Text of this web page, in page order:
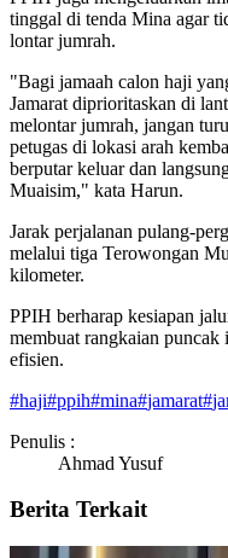
tinggal di tenda Mina agar
lontar jumrah.
"Bagi jamaah calon haji
Jamarat diprioritaskan di
melontar jumrah, jangan
petugas di lokasi arah
berputar keluar dan
Muaisim," kata Harun.
Jarak perjalanan pulang-
melalui tiga Terowongan
kilometer.
PPIH berharap kesiapan
membuat rangkaian
efisien.
#haji#ppih#mina#jamarat#
Penulis :
Ahmad Yusuf
Berita Terkait